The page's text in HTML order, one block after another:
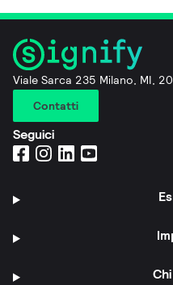
Viale Sarca 235 Milano, MI,
Contatti
Seguici